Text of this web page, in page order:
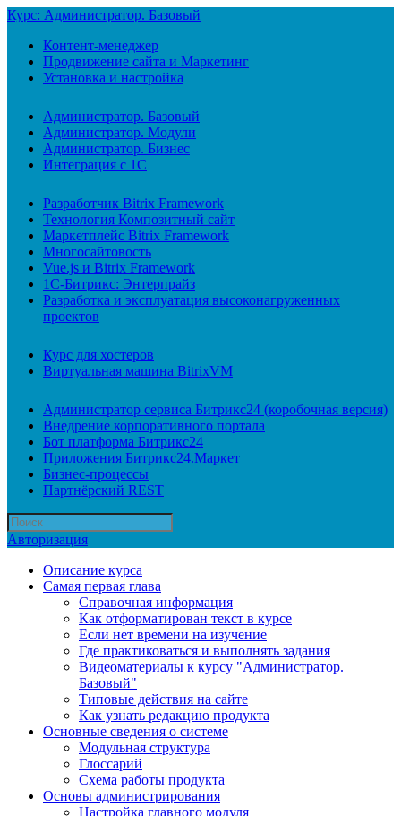
Курс: Администратор. Базовый
Контент-менеджер
Продвижение сайта и Маркетинг
Установка и настройка
Администратор. Базовый
Администратор. Модули
Администратор. Бизнес
Интеграция с 1С
Разработчик Bitrix Framework
Технология Композитный сайт
Маркетплейс Bitrix Framework
Многосайтовость
Vue.js и Bitrix Framework
1С-Битрикс: Энтерпрайз
Разработка и эксплуатация высоконагруженных
проектов
Курс для хостеров
Виртуальная машина BitrixVM
Администратор сервиса Битрикс24 (коробочная версия)
Внедрение корпоративного портала
Бот платформа Битрикс24
Приложения Битрикс24.Маркет
Бизнес-процессы
Партнёрский REST
Авторизация
Описание курса
Самая первая глава
Справочная информация
Как отформатирован текст в курсе
Если нет времени на изучение
Где практиковаться и выполнять задания
Видеоматериалы к курсу "Администратор.
Базовый"
Типовые действия на сайте
Как узнать редакцию продукта
Основные сведения о системе
Модульная структура
Глоссарий
Схема работы продукта
Основы администрирования
Настройка главного модуля